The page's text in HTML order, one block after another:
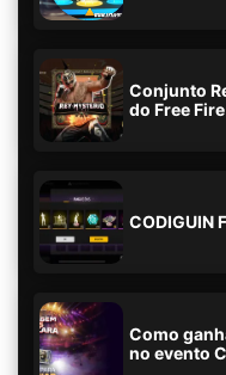
Conjunto
do Free Fire
CODIGUIN
Como
no evento